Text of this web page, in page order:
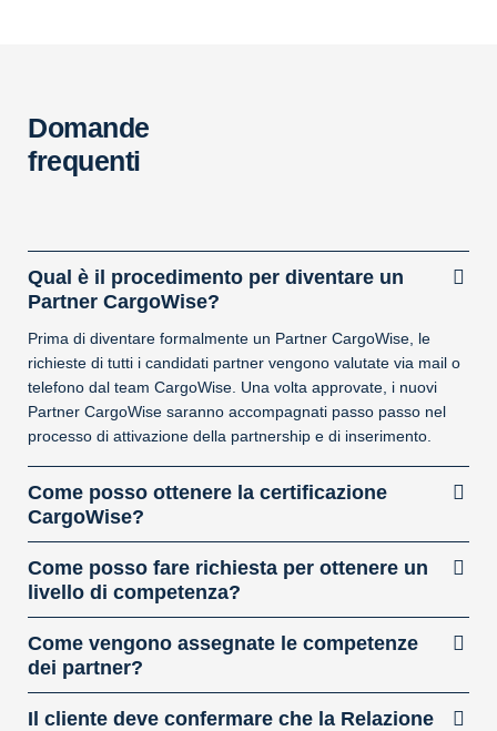
Domande
frequenti
Qual è il procedimento per diventare un
Partner CargoWise?
Prima di diventare formalmente un Partner CargoWise, le
richieste di tutti i candidati partner vengono valutate via mail o
telefono dal team CargoWise. Una volta approvate, i nuovi
Partner CargoWise saranno accompagnati passo passo nel
processo di attivazione della partnership e di inserimento.
Come posso ottenere la certificazione
CargoWise?
Come posso fare richiesta per ottenere un
livello di competenza?
Come vengono assegnate le competenze
dei partner?
Il cliente deve confermare che la Relazione